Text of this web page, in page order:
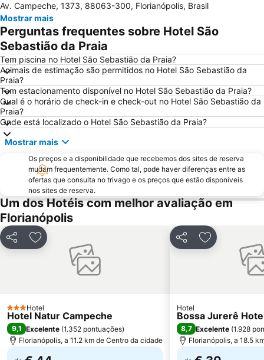
Ponta das Canas
Ilha do Campeche
Santo Antônio de Lisboa
de Palmas
Ribeirão da Ilha
Parque Municipal da Lagoa do Peri
Praça XV de Novembro
Lagoinha do Leste
Orlando Scarpelli
Mole
Galheta
Catedral Metropolitana
Mercado Público
Fortaleza de São José da Ponta Grossa
Museu Arqueológico Ar-livre Costão do Santinho
Museu do Homem do Sambaqui
Brava
Av. Campeche, 1373, 88063-300, Florianópolis, Brasil
Mostrar mais
Perguntas frequentes sobre Hotel São
Sebastião da Praia
Tem piscina no Hotel São Sebastião da Praia?
Animais de estimação são permitidos no Hotel São Sebastião da
Praia?
Tem estacionamento disponível no Hotel São Sebastião da Praia?
Qual é o horário de check-in e check-out no Hotel São Sebastião da
Praia?
Onde está localizado o Hotel São Sebastião da Praia?
Mostrar mais
Os preços e a disponibilidade que recebemos dos sites de reserva
mudam frequentemente. Como tal, pode haver diferenças entre as
ofertas que consulta no trivago e os preços que estão disponíveis
nos sites de reserva.
Um dos Hotéis com melhor avaliação em
Florianópolis
PartilharAdicionar aos favoritos
3 Estrelas
Hotel
Hotel Natur Campeche
9,1 Excelente (1.352 pontuações)
Florianópolis, a 11.2 km de Centro da cidade
PartilharAdicionar
Hotel
Bossa Jurerê
8,7 Excelente (1.928
Florianópolis, a 18.5